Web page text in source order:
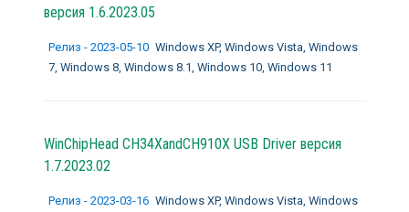
версия 1.6.2023.05
Релиз - 2023-05-10 Windows XP, Windows Vista, Windows
7, Windows 8, Windows 8.1, Windows 10, Windows 11
WinChipHead CH34XandCH910X USB Driver версия
1.7.2023.02
Релиз - 2023-03-16 Windows XP, Windows Vista, Windows